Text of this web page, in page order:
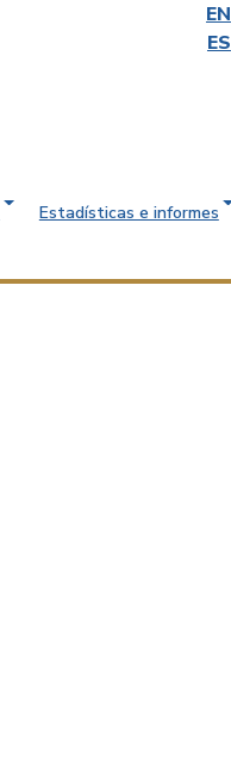
EN
ES
Estadísticas e informes